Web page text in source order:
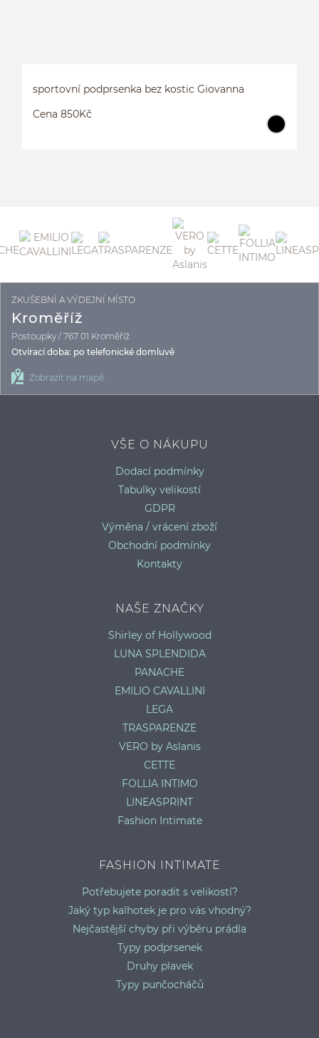
sportovní podprsenka bez kostic Giovanna
Cena 850Kč
ZKUŠEBNÍ A VÝDEJNÍ MÍSTO
Kroměříž
Postoupky / 767 01 Kroměříž
Otvírací doba: po telefonické domluvě
Zobrazit na mapě
VŠE O NÁKUPU
Dodací podmínky
Tabulky velikostí
GDPR
Výměna / vrácení zboží
Obchodní podmínky
Kontakty
NAŠE ZNAČKY
Shirley of Hollywood
LUNA SPLENDIDA
PANACHE
EMILIO CAVALLINI
LEGA
TRASPARENZE
VERO by Aslanis
CETTE
FOLLIA INTIMO
LINEASPRINT
Fashion Intimate
FASHION INTIMATE
Potřebujete poradit s velikostí?
Jaký typ kalhotek je pro vás vhodný?
Nejčastější chyby při výběru prádla
Typy podprsenek
Druhy plavek
Typy punčocháčů